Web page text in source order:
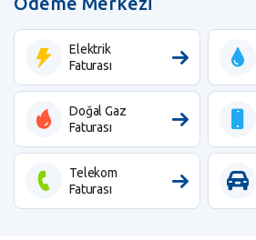
Elektrik
Faturası
Doğal Gaz
Faturası
Telekom
Faturası